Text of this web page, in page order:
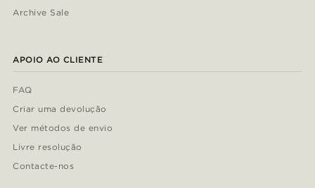
Archive Sale
APOIO AO CLIENTE
FAQ
Criar uma devolução
Ver métodos de envio
Livre resolução
Contacte-nos